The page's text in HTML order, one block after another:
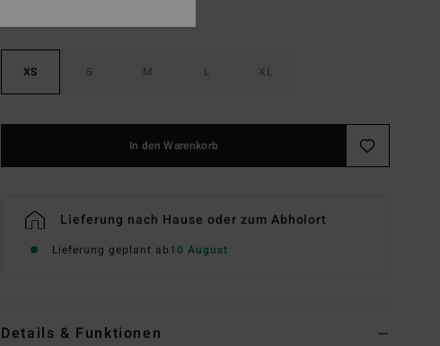
XS S M L XL
In den Warenkorb
Lieferung nach Hause oder zum Abholort
Lieferung geplant ab10 August
Details & Funktionen